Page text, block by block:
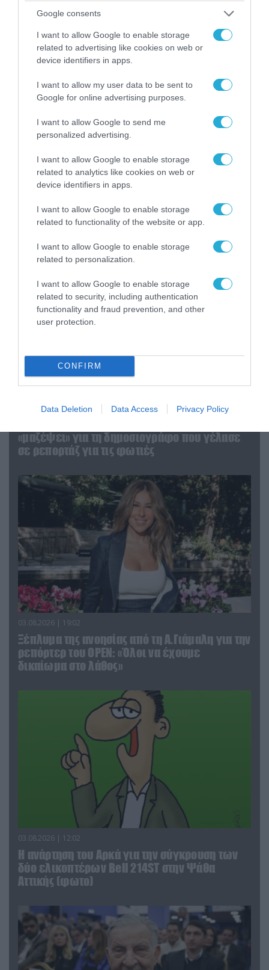
Google consents
I want to allow Google to enable storage
related to advertising like cookies on web or
device identifiers in apps.
I want to allow my user data to be sent to
Google for online advertising purposes.
I want to allow Google to send me
personalized advertising.
I want to allow Google to enable storage
related to analytics like cookies on web or
device identifiers in apps.
I want to allow Google to enable storage
related to functionality of the website or app.
I want to allow Google to enable storage
related to personalization.
I want to allow Google to enable storage
related to security, including authentication
functionality and fraud prevention, and other
user protection.
CONFIRM
Data Deletion Data Access Privacy Policy
Αυτή την ώρα το τελευταίο «αντίο» στον πρώην
υπουργό Ι.Βαρβιτσιώτη (φωτο)
Η ανακοίνωση του Πανελλήνιου Σωματείου
Πυροσβεστών για την δημοσιογράφο του OPEN
04.08.2026 | 12:02
«μαζέψει» για τη δημοσιογράφο που γέλασε
σε ρεπορτάζ για τις φωτιές
03.08.2026 | 19:02
Ξέπλυμα της ανοησίας από τη Α.Γιάμαλη για την
ρεπόρτερ του ΟΡΕΝ: «Όλοι να έχουμε
δικαίωμα στο λάθος»
03.08.2026 | 12:02
Η ανάρτηση του Αρκά για την σύγκρουση των
δύο ελικοπτέρων Bell 214ST στην Ψάθα
Αττικής (φωτο)